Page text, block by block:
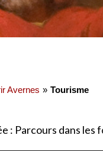
Avernes Tourisme
: Parcours dans les